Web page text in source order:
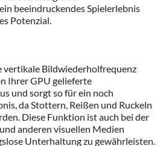
beeindruckendes Spielerlebnis
Potenzial.
vertikale Bildwiederholfrequenz
Ihrer GPU gelieferte
und sorgt so für ein noch
da Stottern, Reißen und Ruckeln
Diese Funktion ist auch bei der
anderen visuellen Medien
Unterhaltung zu gewährleisten.